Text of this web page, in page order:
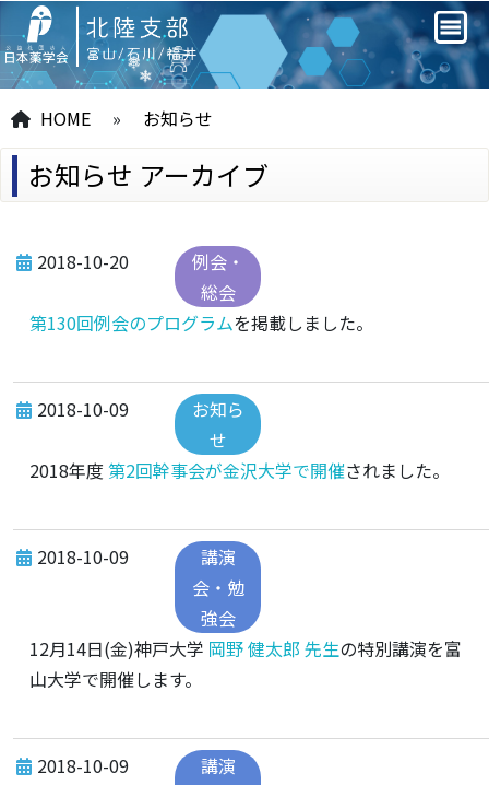
HOME » お知らせ
お知らせ アーカイブ
2018-10-20
例会・
総会
第130回例会のプログラムを掲載しました。
2018-10-09
お知ら
せ
2018年度 第2回幹事会が金沢大学で開催されました。
2018-10-09
講演
会・勉
強会
12月14日(金)神戸大学 岡野 健太郎 先生の特別講演を富
山大学で開催します。
2018-10-09
講演